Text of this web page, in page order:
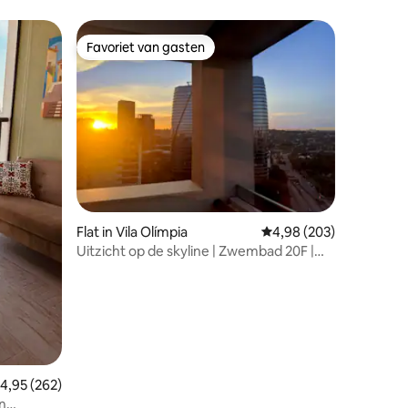
beoordeling van 4,95 op 5, 262 recensies
4,95 (262)
Favoriet van gasten
Favoriet van gasten
Flat in Vila Olímpia Gemiddelde
4,98 (203)
Uitzicht op de skyline | Zwembad 20F |